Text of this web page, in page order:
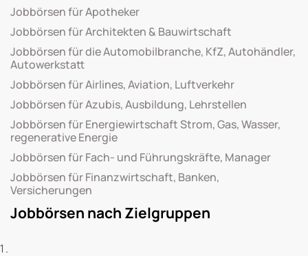
Jobbörsen für Apotheker
Jobbörsen für Architekten & Bauwirtschaft
Jobbörsen für die Automobilbranche, KfZ, Autohändler,
Autowerkstatt
Jobbörsen für Airlines, Aviation, Luftverkehr
Jobbörsen für Azubis, Ausbildung, Lehrstellen
Jobbörsen für Energiewirtschaft Strom, Gas, Wasser,
regenerative Energie
Jobbörsen für Fach- und Führungskräfte, Manager
Jobbörsen für Finanzwirtschaft, Banken,
Versicherungen
Jobbörsen nach Zielgruppen